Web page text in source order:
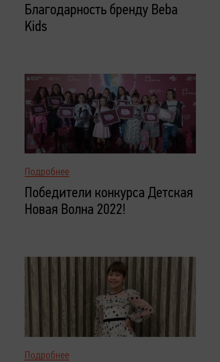
Благодарность бренду Beba
Kids
Подробнее
Победители конкурса Детская
Новая Волна 2022!
Подробнее